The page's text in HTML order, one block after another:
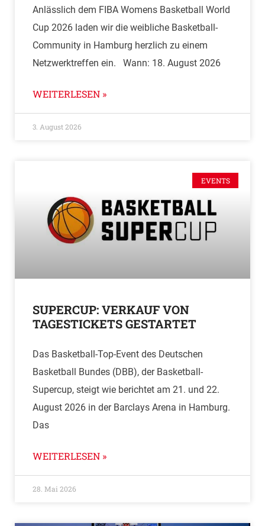
Anlässlich dem FIBA Womens Basketball World
Cup 2026 laden wir die weibliche Basketball-
Community in Hamburg herzlich zu einem
Netzwerktreffen ein. Wann: 18. August 2026
WEITERLESEN »
3. August 2026
EVENTS
SUPERCUP: VERKAUF VON
TAGESTICKETS GESTARTET
Das Basketball-Top-Event des Deutschen
Basketball Bundes (DBB), der Basketball-
Supercup, steigt wie berichtet am 21. und 22.
August 2026 in der Barclays Arena in Hamburg.
Das
WEITERLESEN »
28. Mai 2026